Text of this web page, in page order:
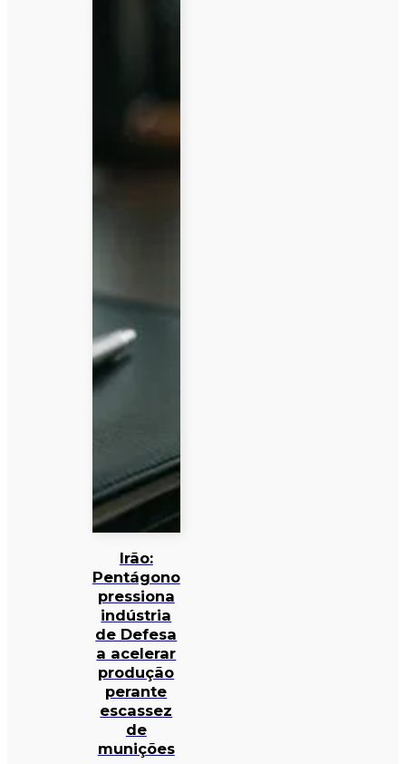
Irão:
Pentágono
pressiona
indústria
de Defesa
a acelerar
produção
perante
escassez
de
munições